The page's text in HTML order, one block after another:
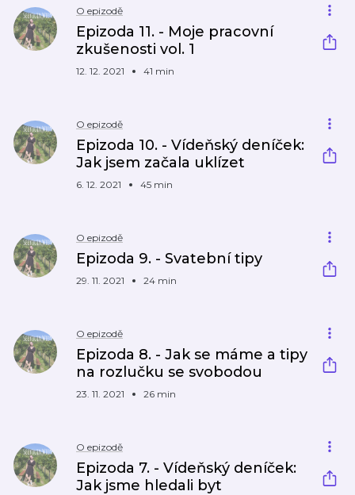
O epizodě
Epizoda 11. - Moje pracovní
zkušenosti vol. 1
12. 12. 2021 41 min
O epizodě
Epizoda 10. - Vídeňský deníček:
Jak jsem začala uklízet
6. 12. 2021 45 min
O epizodě
Epizoda 9. - Svatební tipy
29. 11. 2021 24 min
O epizodě
Epizoda 8. - Jak se máme a tipy
na rozlučku se svobodou
23. 11. 2021 26 min
O epizodě
Epizoda 7. - Vídeňský deníček:
Jak jsme hledali byt